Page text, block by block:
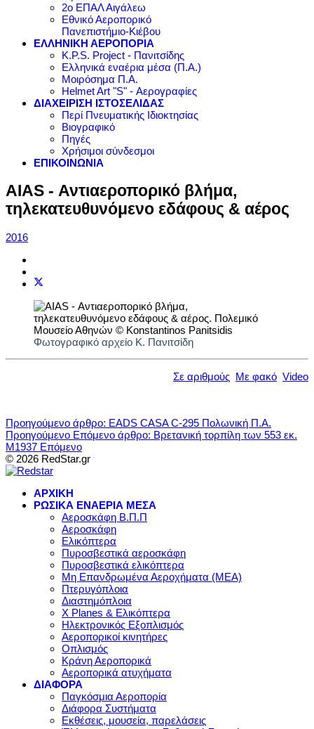
2ο ΕΠΑΛ Αιγάλεω
Εθνικό Αεροπορικό
Πανεπιστήμιο-Κιέβου
ΕΛΛΗΝΙΚΗ ΑΕΡΟΠΟΡΙΑ
K.P.S. Project - Πανιτσίδης
Ελληνικά εναέρια μέσα (Π.Α.)
Μοιρόσημα Π.Α.
Helmet Art "S" - Αερογραφίες
ΔΙΑΧΕΙΡΙΣΗ ΙΣΤΟΣΕΛΙΔΑΣ
Περί Πνευματικής Ιδιοκτησίας
Βιογραφικό
Πηγές
Χρήσιμοι σύνδεσμοι
ΕΠΙΚΟΙΝΩΝΙΑ
AIAS - Αντιαεροπορικό βλήμα,
τηλεκατευθυνόμενο εδάφους & αέρος
2016
Φωτογραφικό αρχείο Κ. Πανιτσίδη
Σε αριθμούς Με φακό Video
Προηγούμενο άρθρο: EADS CASA C-295 Πολωνική Π.Α.
Προηγούμενο Επόμενο άρθρο: Βρετανική τορπίλη των 553 εκ.
M1937 Επόμενο
© 2026 RedStar.gr
ΑΡΧΙΚΗ
ΡΩΣΙΚΑ ΕΝΑΕΡΙΑ ΜΕΣΑ
Αεροσκάφη Β.Π.Π
Αεροσκάφη
Ελικόπτερα
Πυροσβεστικά αεροσκάφη
Πυροσβεστικά ελικόπτερα
Μη Επανδρωμένα Αεροχήματα (ΜΕΑ)
Πτερυγόπλοια
Διαστημόπλοια
X Planes & Ελικόπτερα
Ηλεκτρονικός Εξοπλισμός
Αεροπορικοί κινητήρες
Οπλισμός
Κράνη Αεροπορικά
Αεροπορικά ατυχήματα
ΔΙΑΦΟΡΑ
Παγκόσμια Αεροπορία
Διάφορα Συστήματα
Εκθέσεις, μουσεία, παρελάσεις